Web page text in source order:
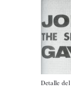
Detalle